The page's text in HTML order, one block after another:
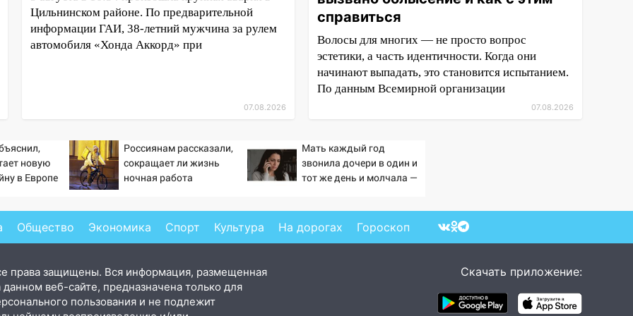
Цильнинском районе. По предварительной
информации ГАИ, 38-летний мужчина за рулем
автомобиля «Хонда Аккорд» при
07.08.2026
справиться
Волосы для многих — не просто вопрос
эстетики, а часть идентичности. Когда они
начинают выпадать, это становится испытанием.
По данным Всемирной организации
07.08.2026
новую
в Европе
Россиянам рассказали,
сокращает ли жизнь
ночная работа
Мать каждый год
звонила дочери в один и
тот же день и молчала —
одной семьи
Общество Экономика Спорт Культура На дорогах Гороскоп
права защищены. Вся информация, размещенная
данном веб-сайте, предназначена только для
пользования и не подлежит
Скачать приложение: